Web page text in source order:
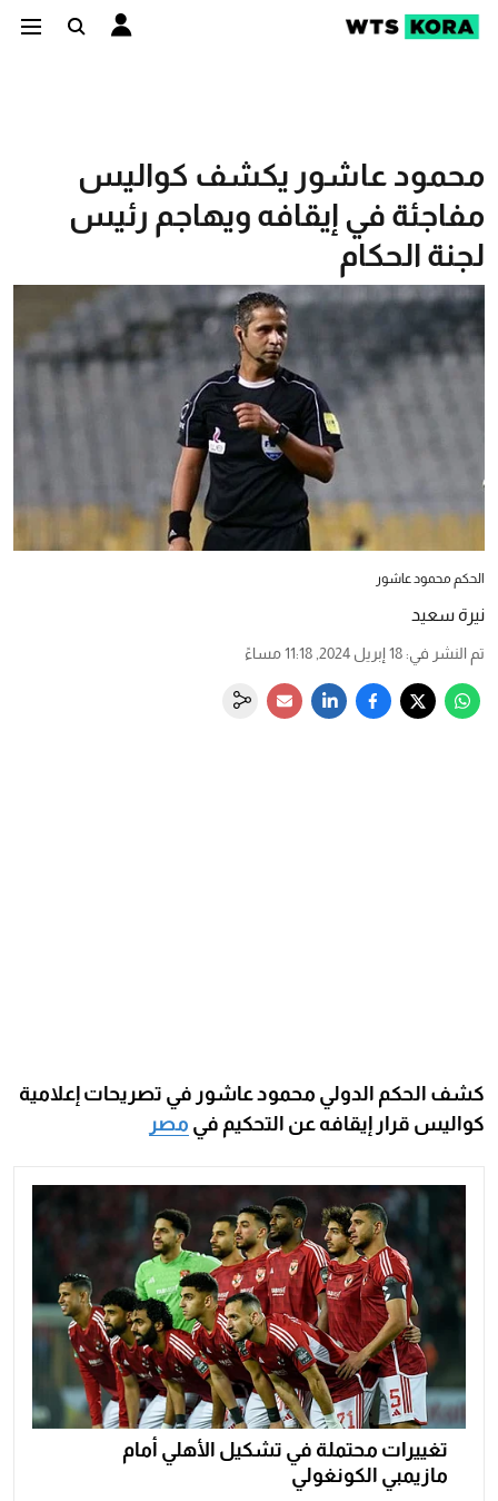
محمود عاشور يكشف كواليس
مفاجئة في إيقافه ويهاجم رئيس
لجنة الحكام
الحكم محمود عاشور
نيرة سعيد
تم النشر في: 18 إبريل 2024, 11:18 مساءً
كشف الحكم الدولي محمود عاشور في تصريحات إعلامية
كواليس قرار إيقافه عن التحكيم في مصر
تغييرات محتملة في تشكيل الأهلي أمام
مازيمبي الكونغولي